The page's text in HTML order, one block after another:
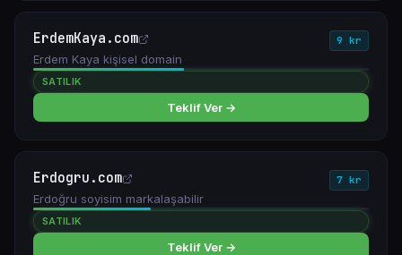
ErdemKaya.com 9 kr
Erdem Kaya kişisel domain
SATILIK
Teklif Ver →
Erdogru.com 7 kr
Erdoğru soyisim markalaşabilir
SATILIK
Teklif Ver →